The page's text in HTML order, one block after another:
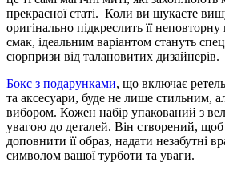
прекрасної статі. Коли ви шукаєте
оригінально підкреслить її
смак, ідеальним варіантом стануть
сюрпризи від талановитих дизайнерів.
Бокс з подарунками, що включає
та аксесуари, буде не лише стильним,
вибором. Кожен набір упакований з
увагою до деталей. Він створений, щоб
доповнити її образ, надати незабутні
символом вашої турботи та уваги.